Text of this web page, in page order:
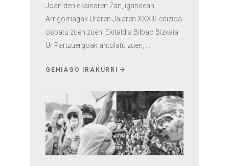
Joan den ekainaren 7an, igandean,
Arrigorriagak Uraren Jaiaren XXXIII. edizioa
ospatu zuen zuen. Ekitaldia Bilbao Bizkaia
Ur Partzuergoak antolatu zuen,
GEHIAGO IRAKURRI